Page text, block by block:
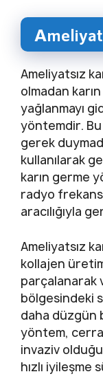
Ameliyatsız
olmadan
yağlanmayı
yöntemdir.
gerek
kullanılarak
karın germe
radyo
aracılığıyla
Ameliyatsız
kollajen
parçalanarak
bölgesindeki
daha düzgün
yöntem,
invaziv
hızlı iyileşme